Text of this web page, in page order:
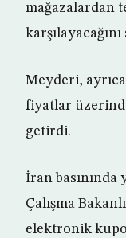
mağazalardan
Meyderi,
fiyatlar
getirdi.
İran
Çalışma
elektronik